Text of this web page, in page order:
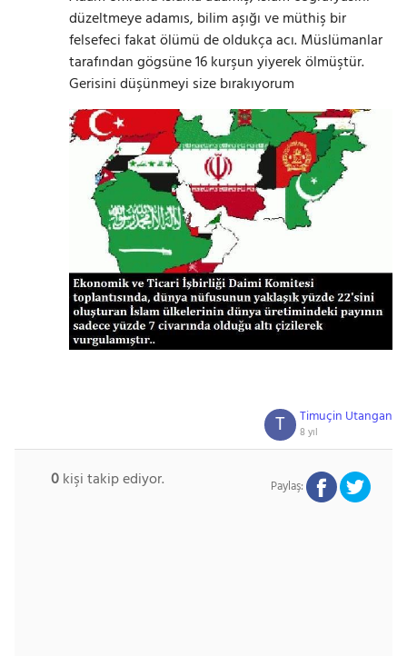
düzeltmeye adamıs, bilim aşığı ve müthiş bir
felsefeci fakat ölümü de oldukça acı. Müslümanlar
tarafından gögsüne 16 kurşun yiyerek ölmüştür.
Gerisini düşünmeyi size bırakıyorum
Timuçin Utangan
8 yıl
T
0kişi takip ediyor. Paylaş: